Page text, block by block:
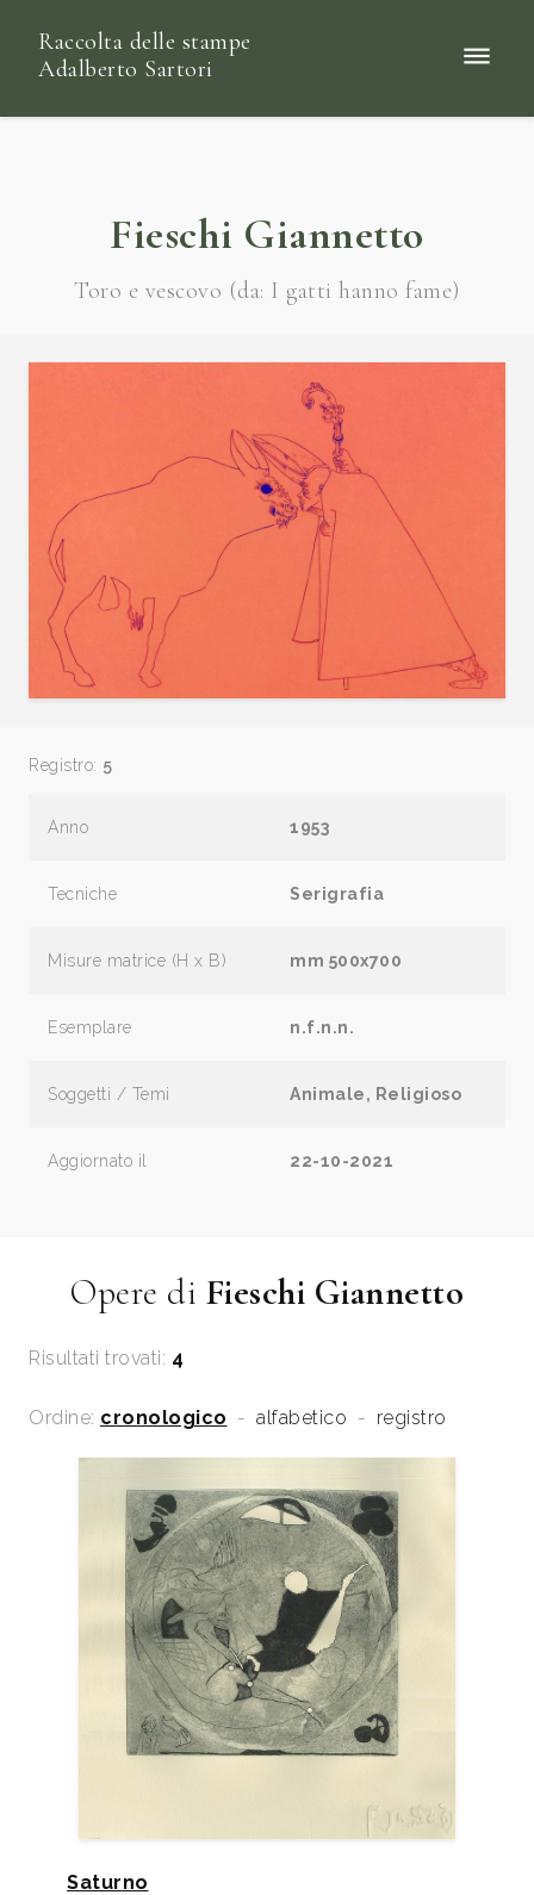
Raccolta delle stampe
Adalberto Sartori
Fieschi Giannetto
Toro e vescovo (da: I gatti hanno fame)
Registro: 5
Anno 1953
Tecniche Serigrafia
Misure matrice (H x B) mm 500x700
Esemplare n.f.n.n.
Soggetti / Temi Animale, Religioso
Aggiornato il 22-10-2021
Opere di Fieschi Giannetto
Risultati trovati: 4
Ordine: cronologico - alfabetico - registro
Saturno